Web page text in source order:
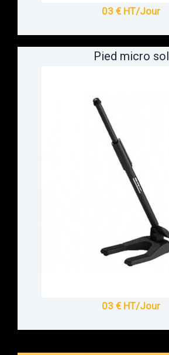
03 € HT/Jour
Pied micro sol
03 € HT/Jour